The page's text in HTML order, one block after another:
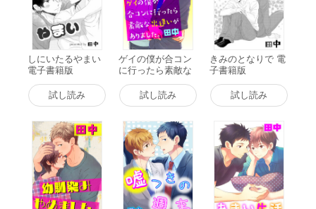
しにいたるやまい
電子書籍版
試し読み
ゲイの僕が合コン
に行ったら素敵な
出逢いがありまし
た。 電子書籍版
試し読み
きみのとなりで 電
子書籍版
試し読み